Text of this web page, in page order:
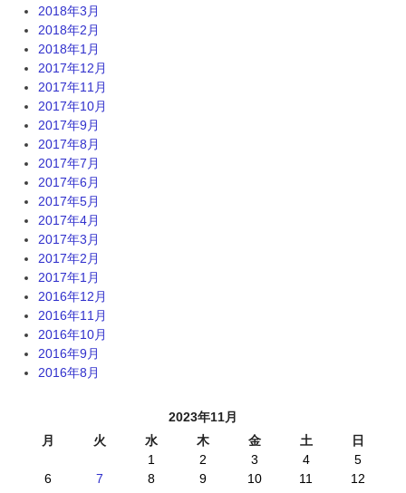
2018年3月
2018年2月
2018年1月
2017年12月
2017年11月
2017年10月
2017年9月
2017年8月
2017年7月
2017年6月
2017年5月
2017年4月
2017年3月
2017年2月
2017年1月
2016年12月
2016年11月
2016年10月
2016年9月
2016年8月
2023年11月
月
火 水 木 金 土
日
1
2 3 4
5
6
7 8 9 10 11
12